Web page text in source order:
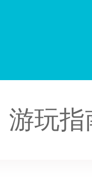
游玩指